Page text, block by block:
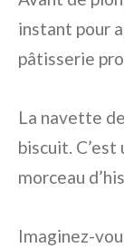
instant pour
pâtisserie
La navette
biscuit.
morceau
Imaginez-